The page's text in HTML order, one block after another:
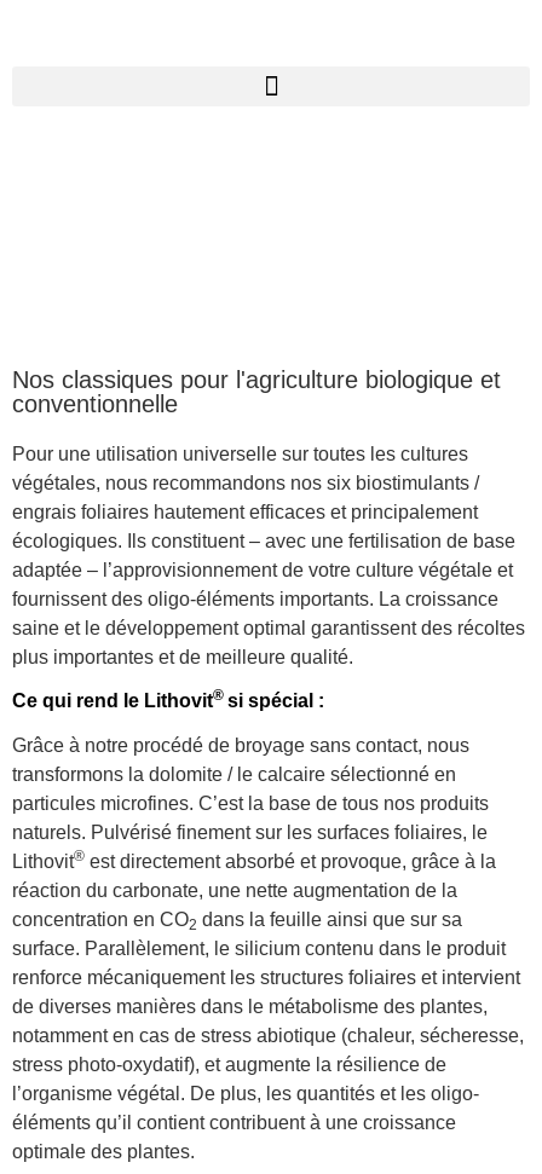
Nos classiques pour l'agriculture biologique et
conventionnelle
Pour une utilisation universelle sur toutes les cultures
végétales, nous recommandons nos six biostimulants /
engrais foliaires hautement efficaces et principalement
écologiques. Ils constituent – avec une fertilisation de base
adaptée – l’approvisionnement de votre culture végétale et
fournissent des oligo-éléments importants. La croissance
saine et le développement optimal garantissent des récoltes
plus importantes et de meilleure qualité.
Ce qui rend le Lithovit® si spécial :
Grâce à notre procédé de broyage sans contact, nous
transformons la dolomite / le calcaire sélectionné en
particules microfines. C’est la base de tous nos produits
naturels. Pulvérisé finement sur les surfaces foliaires, le
Lithovit® est directement absorbé et provoque, grâce à la
réaction du carbonate, une nette augmentation de la
concentration en CO2 dans la feuille ainsi que sur sa
surface. Parallèlement, le silicium contenu dans le produit
renforce mécaniquement les structures foliaires et intervient
de diverses manières dans le métabolisme des plantes,
notamment en cas de stress abiotique (chaleur, sécheresse,
stress photo-oxydatif), et augmente la résilience de
l’organisme végétal. De plus, les quantités et les oligo-
éléments qu’il contient contribuent à une croissance
optimale des plantes.